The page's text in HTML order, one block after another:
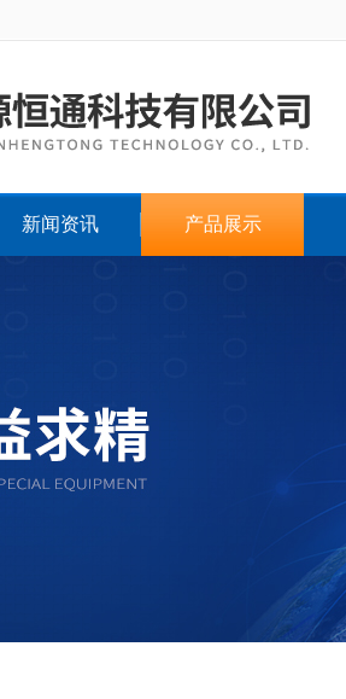
新闻资讯 产品展示